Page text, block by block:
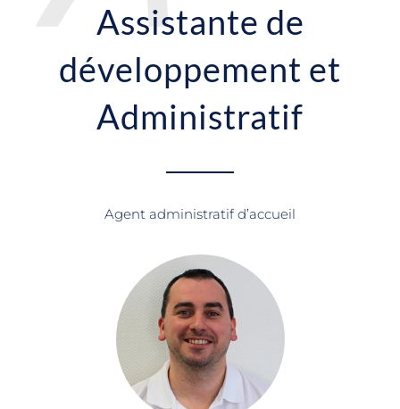
Assistante de
développement et
Administratif
Agent administratif d’accueil